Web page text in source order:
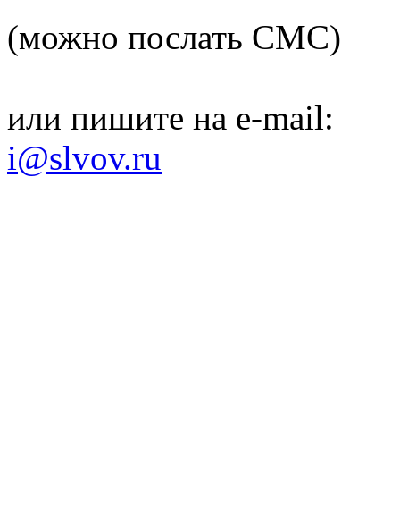
(можно послать СМС)
или пишите на e-mail:
i@slvov.ru